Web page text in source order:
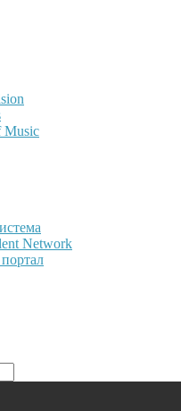
Music
Network
портал